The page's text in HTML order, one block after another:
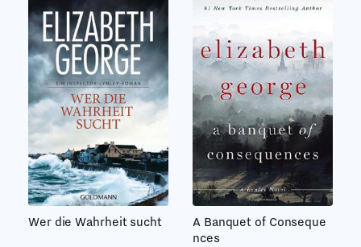
Wer die Wahrheit sucht
A Banquet of Conseque
nces